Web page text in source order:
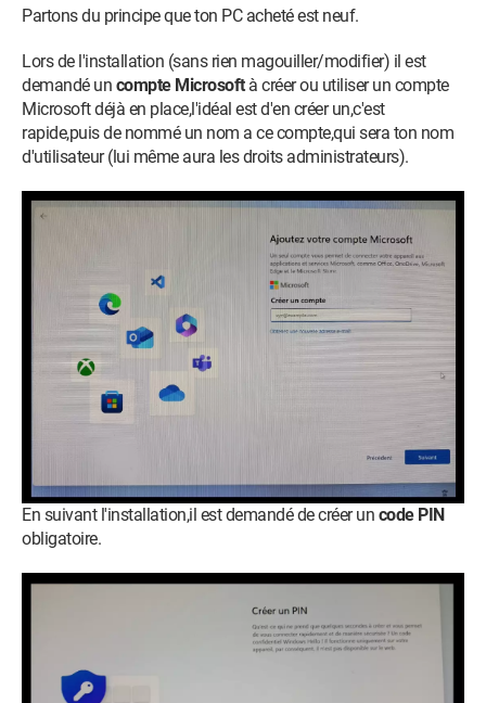
Partons du principe que ton PC acheté est neuf.
Lors de l'installation (sans rien magouiller/modifier) il est
demandé un compte Microsoft à créer ou utiliser un compte
Microsoft déjà en place,l'idéal est d'en créer un,c'est
rapide,puis de nommé un nom a ce compte,qui sera ton nom
d'utilisateur (lui même aura les droits administrateurs).
En suivant l'installation,il est demandé de créer un code PIN
obligatoire.